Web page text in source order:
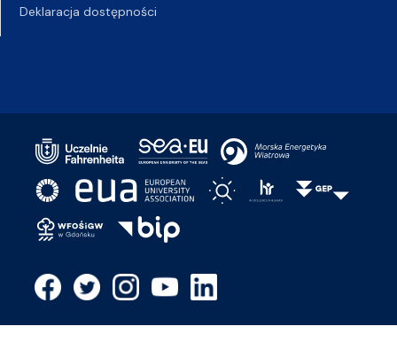
Deklaracja dostępności